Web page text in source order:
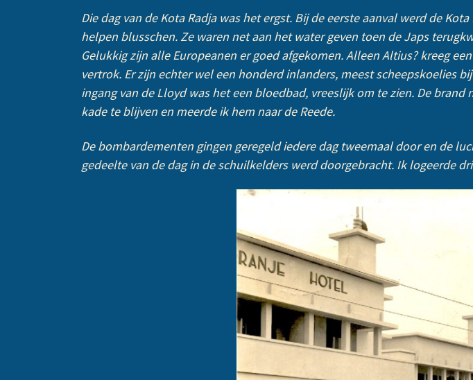
Die dag van de Kota Radja was het ergst. Bij de eerste aanval werd de
helpen blusschen. Ze waren net aan het water geven toen de Japs
Gelukkig zijn alle Europeanen er goed afgekomen. Alleen Altius? kreeg
vertrok. Er zijn echter wel een honderd inlanders, meest scheepskoelies
ingang van de Lloyd was het een bloedbad, vreeslijk om te zien. De
kade te blijven en meerde ik hem naar de Reede.
De bombardementen gingen geregeld iedere dag tweemaal door en de
gedeelte van de dag in de schuilkelders werd doorgebracht. Ik logeerde